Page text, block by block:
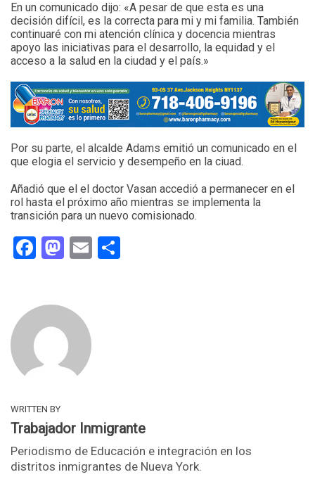
En un comunicado dijo: «A pesar de que esta es una
decisión difícil, es la correcta para mi y mi familia. También
continuaré con mi atención clínica y docencia mientras
apoyo las iniciativas para el desarrollo, la equidad y el
acceso a la salud en la ciudad y el país.»
Por su parte, el alcalde Adams emitió un comunicado en el
que elogia el servicio y desempeño en la ciuad.
Añadió que el el doctor Vasan accedió a permanecer en el
rol hasta el próximo año mientras se implementa la
transición para un nuevo comisionado.
Facebook
Mastodon
Email
WRITTEN BY
Trabajador Inmigrante
Periodismo de Educación e integración en los
distritos inmigrantes de Nueva York.